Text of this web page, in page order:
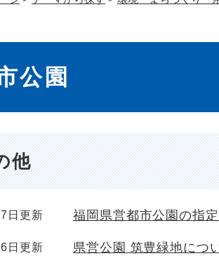
公園
他
日更新 福岡県営都市公園の指
日更新 県営公園 筑豊緑地につ